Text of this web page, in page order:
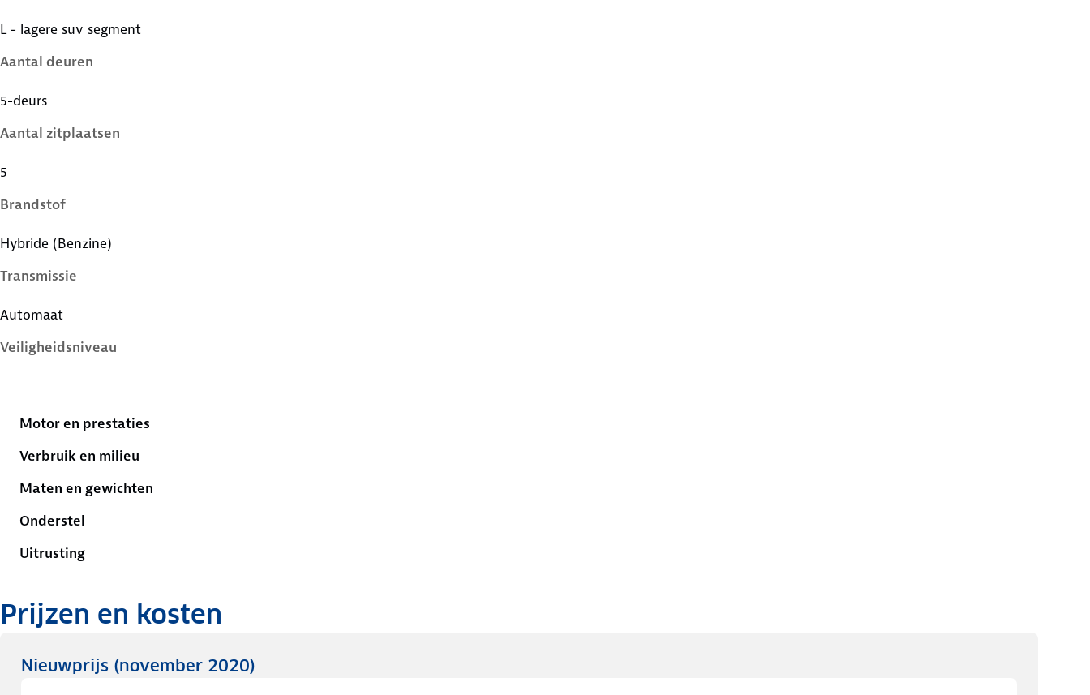
L - lagere suv segment
Aantal deuren
5-deurs
Aantal zitplaatsen
5
Brandstof
Hybride (Benzine)
Transmissie
Automaat
Veiligheidsniveau
Motor en prestaties
Verbruik en milieu
Maten en gewichten
Onderstel
Uitrusting
Prijzen en kosten
Nieuwprijs (november 2020)